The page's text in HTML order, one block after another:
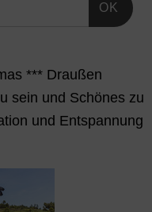
OK
*** Draußen
sein und Schönes zu
und Entspannung